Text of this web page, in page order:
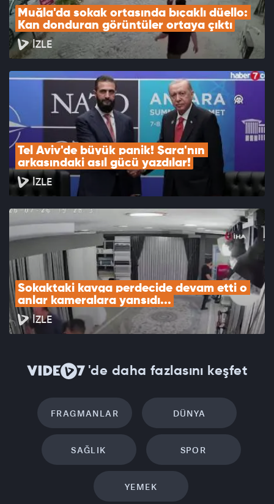
Muğla'da sokak ortasında bıçaklı düello:
Kan donduran görüntüler ortaya çıktı
İZLE
Tel Aviv'de büyük panik! Şara'nın
arkasındaki asıl gücü yazdılar!
İZLE
Sokaktaki kavga perdecide devam etti o
anlar kameralara yansıdı...
İZLE
'de daha fazlasını keşfet
FRAGMANLAR DÜNYA
SAĞLIK SPOR
YEMEK